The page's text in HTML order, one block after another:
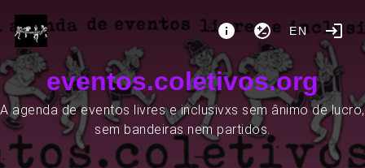
EN
eventos.coletivos.org
A agenda de eventos livres e inclusivxs sem ânimo de lucro,
sem bandeiras nem partidos.